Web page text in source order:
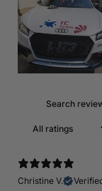
Christine V.